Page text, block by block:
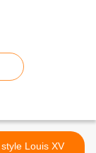
Louis XV